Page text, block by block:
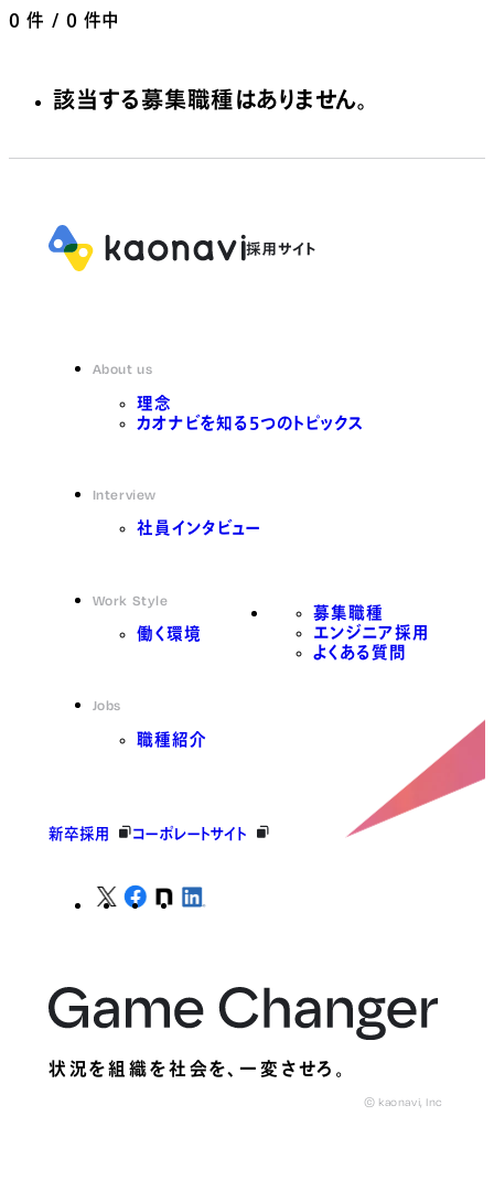
0 件 / 0 件中
該当する募集職種はありません。
About us
理念
カオナビを知る5つのトピックス
Interview
社員インタビュー
Work Style
働く環境
Jobs
職種紹介
募集職種
エンジニア採用
よくある質問
新卒採用 コーポレートサイト
状況を組織を社会を、一変させろ。
© kaonavi, Inc